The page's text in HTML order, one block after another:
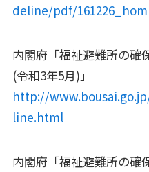
deline/pdf/
内閣府「福祉避難所の確
(令和3年5月)」
http://
line.html
内閣府「福祉避難所の確